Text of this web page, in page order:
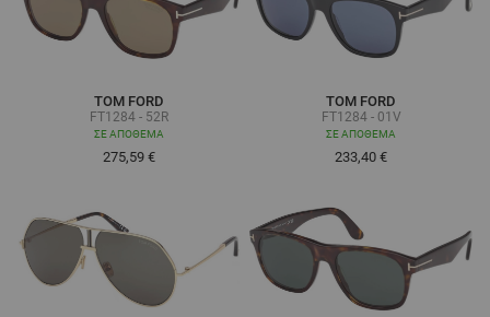
TOM FORD
FT1284 - 52R
ΣΕ ΑΠΌΘΕΜΑ
275,59 €
TOM FORD
FT1284 - 01V
ΣΕ ΑΠΌΘΕΜΑ
233,40 €